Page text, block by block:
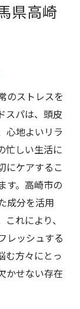
県高崎
のストレスを
スパは、頭皮
心地よいリラ
忙しい生活に
にケアするこ
す。高崎市の
成分を活用
れにより、
レッシュする
む方々にとっ
かせない存在